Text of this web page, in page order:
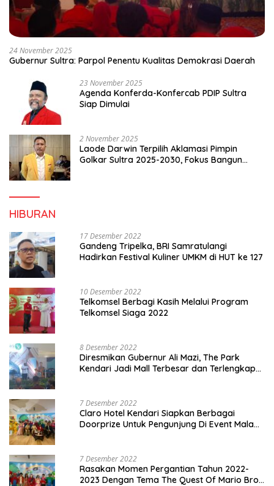
24 November 2025
Gubernur Sultra: Parpol Penentu Kualitas Demokrasi Daerah
23 November 2025
Agenda Konferda-Konfercab PDIP Sultra
Siap Dimulai
2 November 2025
Laode Darwin Terpilih Aklamasi Pimpin
Golkar Sultra 2025-2030, Fokus Bangun
HIBURAN
17 Desember 2022
Gandeng Tripelka, BRI Samratulangi
Hadirkan Festival Kuliner UMKM di HUT ke 127
10 Desember 2022
Telkomsel Berbagi Kasih Melalui Program
Telkomsel Siaga 2022
8 Desember 2022
Diresmikan Gubernur Ali Mazi, The Park
Kendari Jadi Mall Terbesar dan Terlengkap
7 Desember 2022
Claro Hotel Kendari Siapkan Berbagai
Doorprize Untuk Pengunjung Di Event Malam
7 Desember 2022
Rasakan Momen Pergantian Tahun 2022-
2023 Dengan Tema The Quest Of Mario Bros